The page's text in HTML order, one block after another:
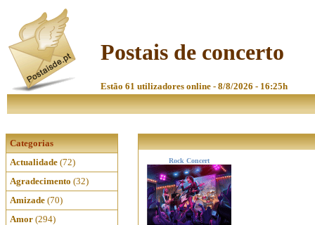
Postais de concerto
Estão 61 utilizadores online - 8/8/2026 - 16:25h
Categorias
Actualidade (72)
Agradecimento (32)
Amizade (70)
Amor (294)
Rock Concert